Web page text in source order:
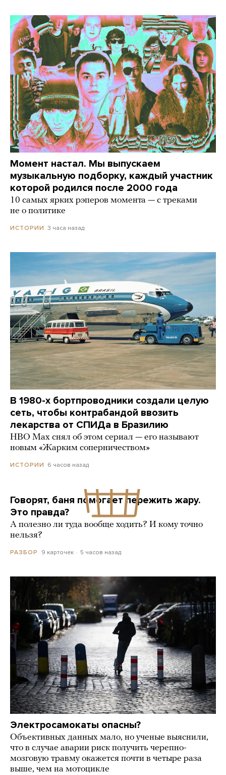
Момент настал. Мы выпускаем
музыкальную подборку, каждый участник
которой родился после 2000 года
10 самых ярких рэперов момента — с треками
не о политике
ИСТОРИИ 3 часа назад
В 1980-х бортпроводники создали целую
сеть, чтобы контрабандой ввозить
лекарства от СПИДа в Бразилию
HBO Max снял об этом сериал — его называют
новым «Жарким соперничеством»
ИСТОРИИ 6 часов назад
Говорят, баня помогает пережить жару.
Это правда?
А полезно ли туда вообще ходить? И кому точно
нельзя?
РАЗБОР 9 карточек 5 часов назад
Электросамокаты опасны?
Объективных данных мало, но ученые выяснили,
что в случае аварии риск получить черепно-
мозговую травму окажется почти в четыре раза
выше, чем на мотоцикле